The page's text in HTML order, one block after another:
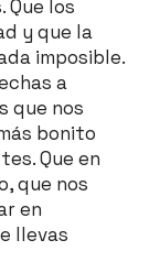
los
y que la
imposible.
a
que nos
bonito
Que en
que nos
en
llevas